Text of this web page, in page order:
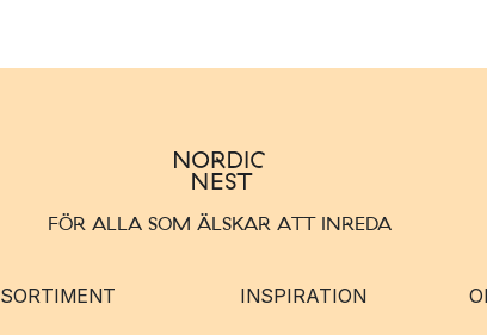
FÖR ALLA SOM ÄLSKAR ATT INREDA
SORTIMENT INSPIRATION